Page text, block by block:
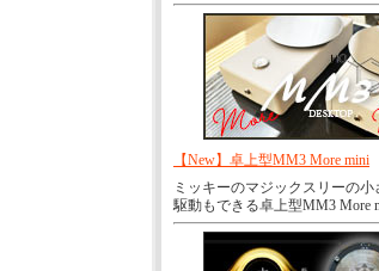
【New】卓上型MM3 More mini
ミッキーのマジックスリーの
駆動もできる卓上型MM3 More